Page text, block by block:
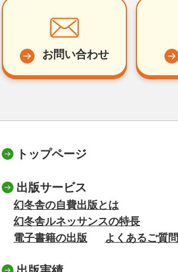
お問い合わせ
トップページ
出版サービス
幻冬舎の自費出版とは
幻冬舎ルネッサンスの特長
電子書籍の出版
よくあるご質問